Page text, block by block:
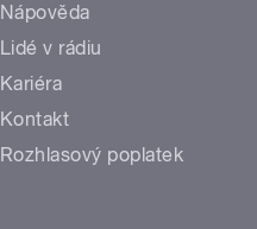
Nápověda
Lidé v rádiu
Kariéra
Kontakt
Rozhlasový poplatek